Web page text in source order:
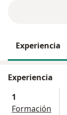
Experiencia
Experiencia
1
Formación